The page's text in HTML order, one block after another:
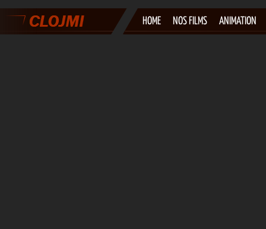
HOME NOS FILMS ANIMATION